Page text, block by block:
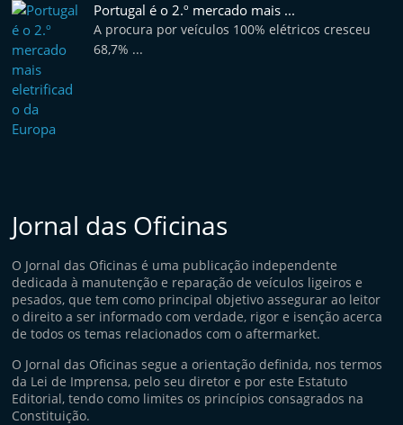
Portugal é o 2.º mercado mais ...
A procura por veículos 100% elétricos cresceu
68,7% ...
Jornal das Oficinas
O Jornal das Oficinas é uma publicação independente
dedicada à manutenção e reparação de veículos ligeiros e
pesados, que tem como principal objetivo assegurar ao leitor
o direito a ser informado com verdade, rigor e isenção acerca
de todos os temas relacionados com o aftermarket.
O Jornal das Oficinas segue a orientação definida, nos termos
da Lei de Imprensa, pelo seu diretor e por este Estatuto
Editorial, tendo como limites os princípios consagrados na
Constituição.